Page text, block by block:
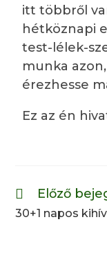
itt többről
hétköznapi
test-lélek-
munka
érezhesse
Ez az én
Előző
30+1 napos